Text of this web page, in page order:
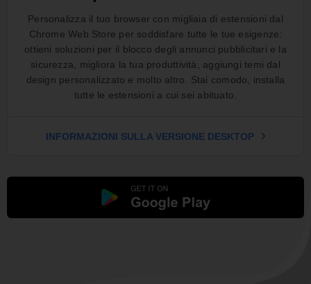
Personalizza il tuo browser con migliaia di estensioni dal
Chrome Web Store per soddisfare tutte le tue esigenze:
ottieni soluzioni per il blocco degli annunci pubblicitari e la
sicurezza, migliora la tua produttività, aggiungi temi dal
design personalizzato e molto altro. Stai comodo, installa
tutte le estensioni a cui sei abituato.
INFORMAZIONI SULLA VERSIONE DESKTOP